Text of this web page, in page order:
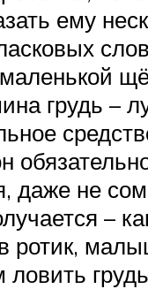
ему
грудь –
даже не
–
ротик,
ловить